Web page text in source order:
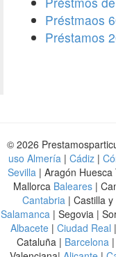
Préstmaos
Préstamos
© 2026
uso Almería| Cádiz|
Sevilla | Aragón Huesca
Mallorca Baleares|
Cantabria | Castilla
Salamanca| Segovia |
Albacete | Ciudad Real |
Cataluña | Barcelona|